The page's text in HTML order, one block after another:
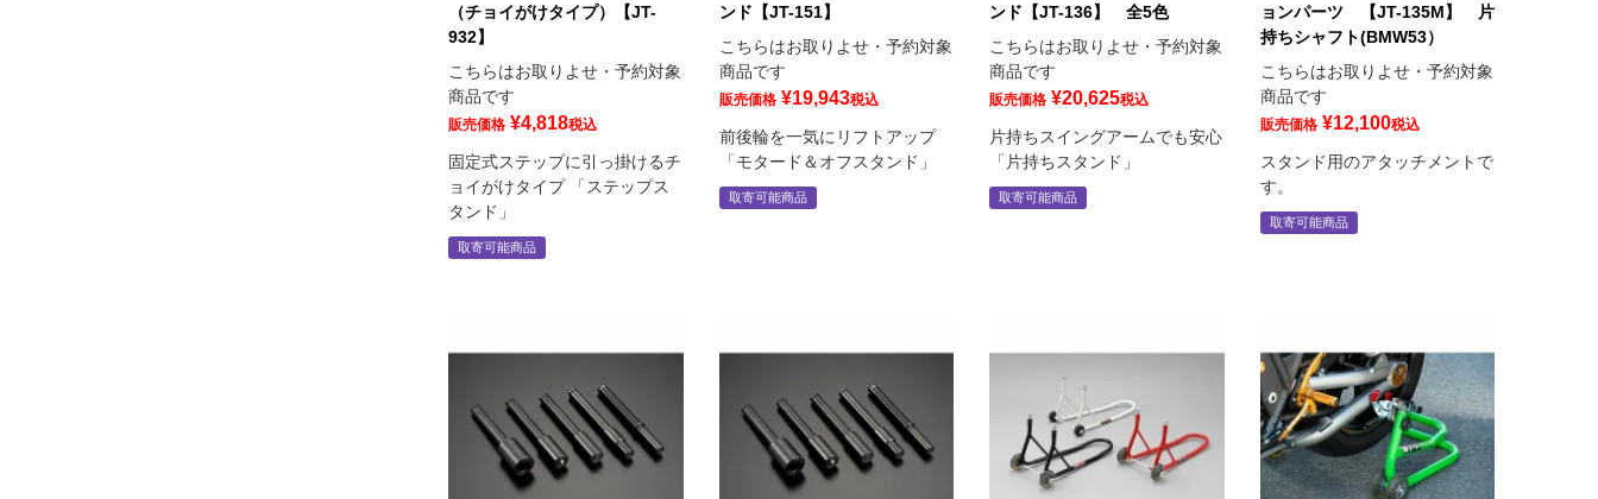
（チョイがけタイプ）【JT-
932】
こちらはお取りよせ・予約対象
商品です
販売価格 ¥4,818税込
固定式ステップに引っ掛けるチ
ョイがけタイプ 「ステップス
タンド」
取寄可能商品
ンド【JT-151】
こちらはお取りよせ・予約対象
商品です
販売価格 ¥19,943税込
前後輪を一気にリフトアップ
「モタード＆オフスタンド」
取寄可能商品
ンド【JT-136】 全5色
こちらはお取りよせ・予約対象
商品です
販売価格 ¥20,625税込
片持ちスイングアームでも安心
「片持ちスタンド」
取寄可能商品
ョンパーツ 【JT-135M】 片
持ちシャフト(BMW53）
こちらはお取りよせ・予約対象
商品です
販売価格 ¥12,100税込
スタンド用のアタッチメントで
す。
取寄可能商品